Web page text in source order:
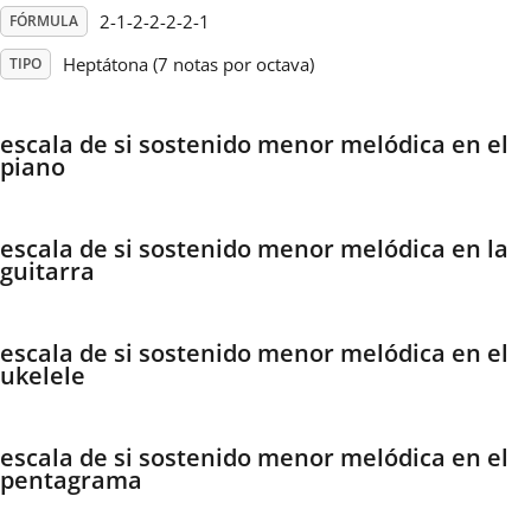
Français
한국어
Polski
FÓRMULA 2-1-2-2-2-2-1
TIPO Heptátona (7 notas por octava)
escala de si sostenido menor melódica en el
piano
escala de si sostenido menor melódica en la
guitarra
escala de si sostenido menor melódica en el
ukelele
escala de si sostenido menor melódica en el
pentagrama